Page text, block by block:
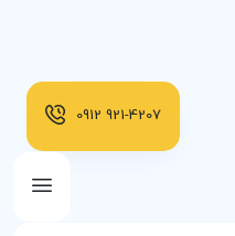
921-4207
0912